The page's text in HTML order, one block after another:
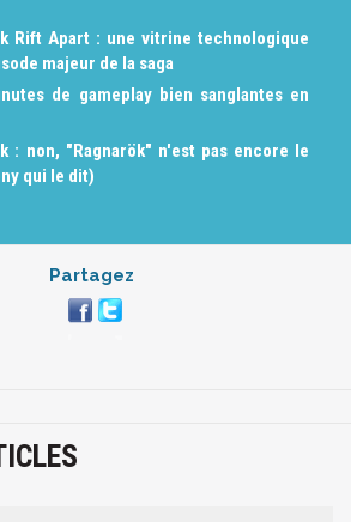
Rift Apart : une vitrine technologique
majeur de la saga
de gameplay bien sanglantes en
: non, "Ragnarök" n'est pas encore le
qui le dit)
Partagez